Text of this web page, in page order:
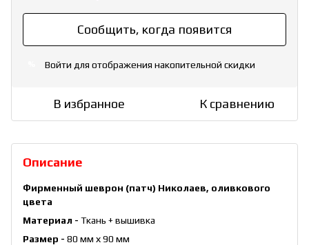
Сообщить, когда появится
Войти для отображения накопительной скидки
В избранное К сравнению
Описание
Фирменный шеврон (патч) Николаев, оливкового
цвета
Материал - Ткань + вышивка
Размер - 80 мм х 90 мм